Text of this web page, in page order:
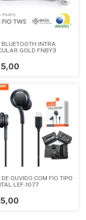
BLUETOOTH INTRA
GOLD FNBY3
DE OUVIDO COM FIO TIPO
LEF-1077